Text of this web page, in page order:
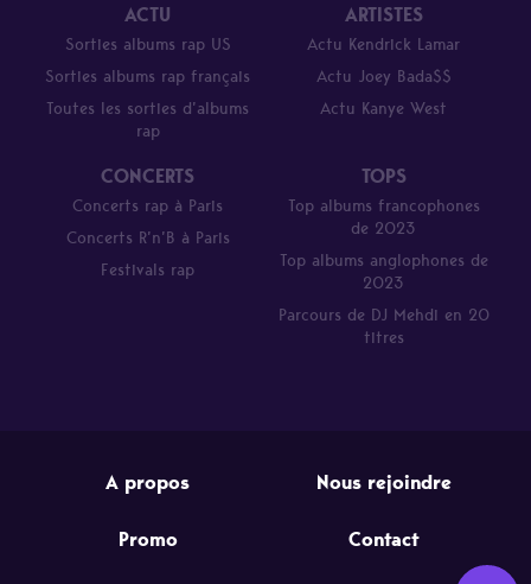
ACTU
Sorties albums rap US
Sorties albums rap français
Toutes les sorties d’albums
rap
ARTISTES
Actu Kendrick Lamar
Actu Joey Bada$$
Actu Kanye West
CONCERTS
Concerts rap à Paris
Concerts R’n’B à Paris
Festivals rap
TOPS
Top albums francophones
de 2023
Top albums anglophones de
2023
Parcours de DJ Mehdi en 20
titres
A propos Nous rejoindre
Promo Contact